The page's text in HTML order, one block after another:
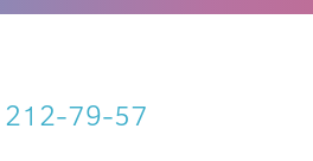
79-57